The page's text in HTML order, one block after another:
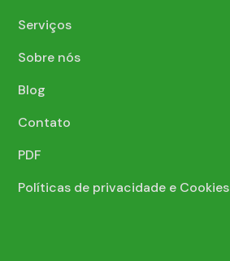
Serviços
Sobre nós
Blog
Contato
PDF
Políticas de privacidade e Cookies